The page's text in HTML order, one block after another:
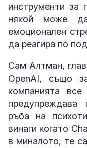
инструменти за
някой може да
емоционален
да реагира по
Сам Алтман,
OpenAI, също
компанията
предупреждава
ръба на
винаги когато
в миналото, те